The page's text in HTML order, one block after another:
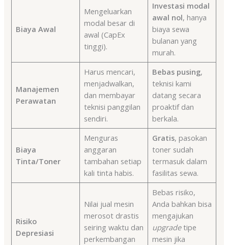
Biaya Awal
Mengeluarkan
modal besar di
awal (CapEx
tinggi).
Investasi modal
awal nol, hanya
biaya sewa
bulanan yang
murah.
Manajemen
Perawatan
Harus mencari,
menjadwalkan,
dan membayar
teknisi panggilan
sendiri.
Bebas pusing,
teknisi kami
datang secara
proaktif dan
berkala.
Biaya
Tinta/Toner
Menguras
anggaran
tambahan setiap
kali tinta habis.
Gratis, pasokan
toner sudah
termasuk dalam
fasilitas sewa.
Risiko
Depresiasi
Nilai jual mesin
merosot drastis
seiring waktu dan
perkembangan
Bebas risiko,
Anda bahkan bisa
mengajukan
upgradetipe
mesin jika